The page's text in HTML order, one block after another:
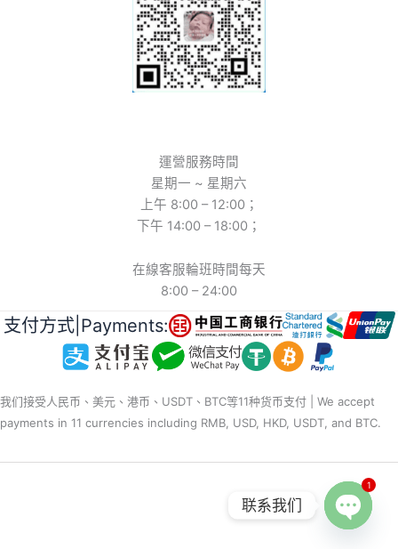
運營服務時間
星期一 ~ 星期六
上午 8:00 – 12:00；
下午 14:00 – 18:00；
在線客服輪班時間每天
8:00 – 24:00
支付方式|Payments:
我们接受人民币、美元、港币、USDT、BTC等11种货币支付 | We accept
payments in 11 currencies including RMB, USD, HKD, USDT, and BTC.
联系我们
Open
1